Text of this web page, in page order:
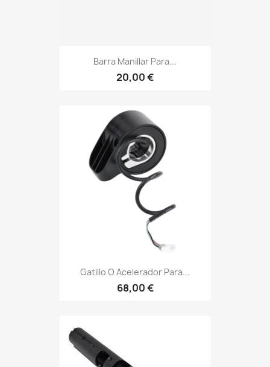
Barra Manillar Para...
20,00 €
Gatillo O Acelerador Para...
68,00 €